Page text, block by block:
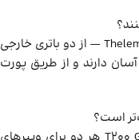
هر سه مدل — T200، Target 200 و Thelema Quest — از دو باتری خارجی
آسان دارند و از طریق پورت
است؟